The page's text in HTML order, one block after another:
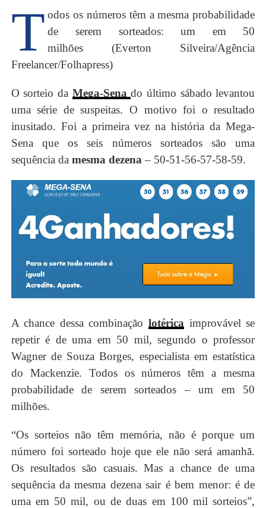
T odos os números têm a mesma probabilidade
de serem sorteados: um em 50
milhões (Everton Silveira/Agência
Freelancer/Folhapress)
O sorteio da Mega-Sena do último sábado levantou
uma série de suspeitas. O motivo foi o resultado
inusitado. Foi a primeira vez na história da Mega-
Sena que os seis números sorteados são uma
sequência da mesma dezena– 50-51-56-57-58-59.
A chance dessa combinaçãolotérica improvável se
repetir é de uma em 50 mil, segundo o professor
Wagner de Souza Borges, especialista em estatística
do Mackenzie. Todos os números têm a mesma
probabilidade de serem sorteados – um em 50
milhões.
“Os sorteios não têm memória, não é porque um
número foi sorteado hoje que ele não será amanhã.
Os resultados são casuais. Mas a chance de uma
sequência da mesma dezena sair é bem menor: é de
uma em 50 mil, ou de duas em 100 mil sorteios”,